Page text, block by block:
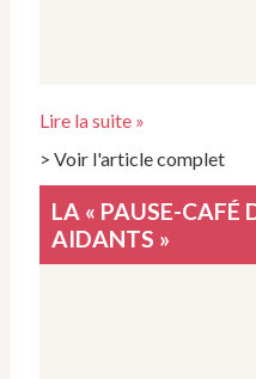
Lire la suite »
> Voir l'article complet
LA « PAUSE-CAFÉ
AIDANTS »